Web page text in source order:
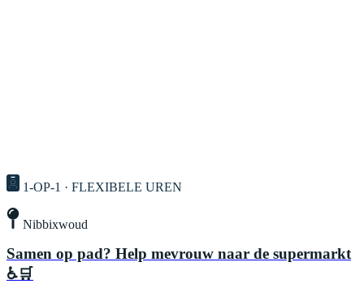
1-OP-1 · FLEXIBELE UREN
Nibbixwoud
Samen op pad? Help mevrouw naar de supermarkt
♿🛒